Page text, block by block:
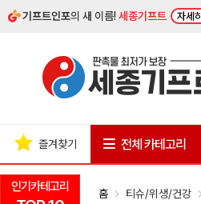
기프트인포의 새 이름!세종기프트 자세히
인기카테고리
즐겨찾기 전체 카테고리
홈 티슈/위생/건강